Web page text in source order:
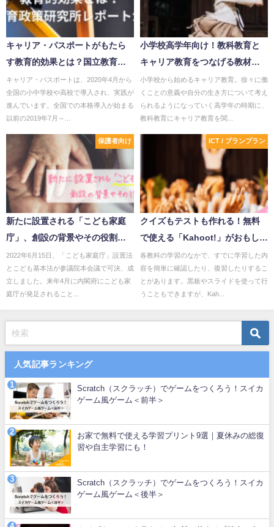
キャリア・パスポートがもたら
す教育的効果とは？国立教育政
策研究所レポートから#3
キャリア・パスポートは、2020年4月から
全国の小中学校や高校で導入され、実践が
進んでいます。全国での本格導入が始まる
以前の2019年7月～...
小学校高学年向け！教科教育と
キャリア教育をつなげる教材の
事例
小学校から始めるキャリア教育。徐々に働
くことの意義や自分の生き方について考え
られるようになっていく高学年の時期に、
教科教育にキャリア教育を関...
保護者向け
新たに設置される「こども家庭
庁」、創設の背景やその役割と
は
2022年6月15日、「こども家庭庁」設置法
とこども基本法が参議院本会議で可決、成
立しました。来年4月に内閣府にこども家
庭庁が発足されること...
ICT / プランプラン
クイズもテストも作れる！無料
で使える「Kahoot!」がおもしろ
い！使い方を解説！
各教科の学習のなかで、すでに学習した内
容を簡単に確認したり、復習したりするこ
とがあります。黒板やスライドを使って行
うこともできますが、Kah...
人気記事ランキング
Scratch（スクラッチ）でゲームをつくろう！スイカ
ゲーム風ゲーム＜前半＞
お家で無料で使える学習プリント9選｜夏休みの総復
習や自主学習にも！
Scratch（スクラッチ）でゲームをつくろう！スイカ
ゲーム風ゲーム＜後半＞